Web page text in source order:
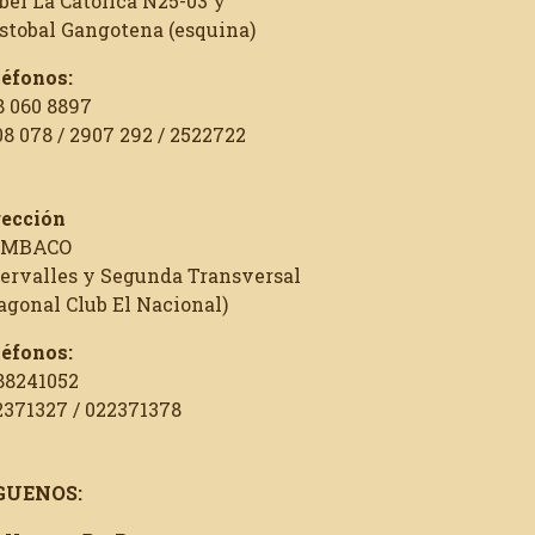
Gangotena (esquina)
060 8897
078 / 2907 292 / 2522722
y Segunda Transversal
Club El Nacional)
/ 022371378